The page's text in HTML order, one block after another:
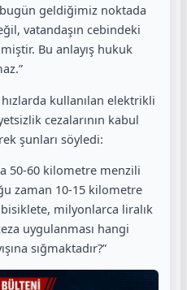
geldiğimiz noktada
vatandaşın cebindeki
Bu anlayış hukuk
kullanılan elektrikli
cezalarının kabul
şunları söyledi:
50-60 kilometre menzili
zaman 10-15 kilometre
milyonlarca liralık
uygulanması hangi
sığmaktadır?”